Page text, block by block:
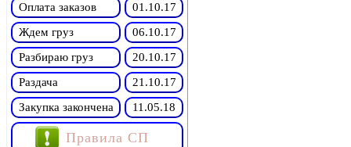
Оплата заказов
01.10.17
Ждем груз
06.10.17
Разбираю груз
20.10.17
Раздача
21.10.17
Закупка закончена
11.05.18
Правила СП